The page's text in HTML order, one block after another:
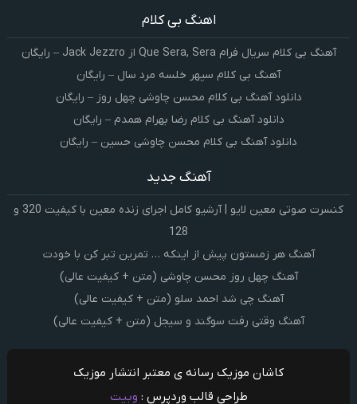
اهنگ بی کلام
آهنگ بی کلام سریال فرام Que Sera, Sera از Jack Jezzro – رایگان
آهنگ بی کلام سپهر خلسه مرد سال – رایگان
دانلود آهنگ بی کلام محسن چاوشی چهل روز – رایگان
دانلود آهنگ بی کلام رضا بهرام همدم – رایگان
دانلود آهنگ بی کلام محسن چاوشی حسین – رایگان
آهنگ جدید
کنسرت صوتی معین لایو | آرشیو کامل اجرای زنده معین با کیفیت 320 و
128
آهنگ هر زمستون پیش از اینکه … تمرین تبر کن با خودت
آهنگ چهل روز محسن چاوشی (متن + کیفیت عالی)
آهنگ چی شد احمد سلو (متن + کیفیت عالی)
آهنگ وقتی رفت سوگند و سیجل (متن + کیفیت عالی)
کاشان موزیک رسانه ی معتبر انتشار موزیک
طراحی قالب وردپرس : وبیت